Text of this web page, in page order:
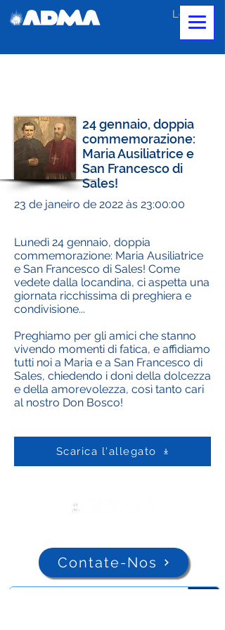
Login
24 gennaio, doppia
commemorazione:
Maria Ausiliatrice e
San Francesco di
Sales!
23 de janeiro de 2022 às 23:00:00
Lunedì 24 gennaio, doppia
commemorazione: Maria Ausiliatrice
e San Francesco di Sales! Come
vedete dalla locandina, ci aspetta una
giornata ricchissima di preghiera e
condivisione...
Preghiamo per gli amici che stanno
vivendo momenti di fatica, e affidiamo
tutti noi a Maria e a San Francesco di
Sales, chiedendo i doni della dolcezza
e della amorevolezza, così tanto cari
al nostro Don Bosco!
Scarica l'allegato
Contate-Nos